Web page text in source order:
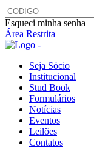
Esqueci minha senha
Área Restrita
Seja Sócio
Institucional
Stud Book
Formulários
Notícias
Eventos
Leilões
Contatos